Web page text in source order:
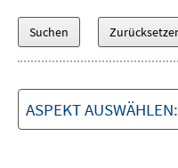
ASPEKT AUSWÄHLEN: